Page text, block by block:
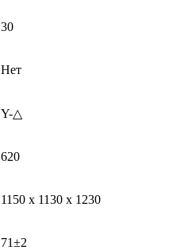
30
Нет
Y-△
620
1150 x 1130 x 1230
71±2